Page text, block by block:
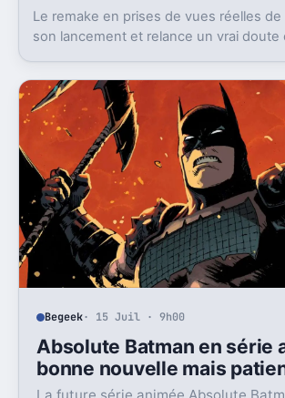
Le remake en prises de vues réelles de
son lancement et relance un vrai doute
Begeek· 15 Juil · 9h00
Absolute Batman en série
bonne nouvelle mais